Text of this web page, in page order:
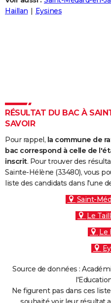
Destinations
City break
Voyage nature
Voyage de noces
Forum
Climat
+
PHOTO
Dictionnaire
Biographies
Citations
Expressions
Proverbes
PROGRAMME TV
S'inscrire
Se connecter
Lycées
Collèges
Primaires
Universités
Entreprises
Service militaire
Avis de recherche
AVIS DE DÉCÈS
FORUM
Haillan
Eysines
RÉSULTAT DU BAC À
SAVOIR
Pour rappel, la commune de
bac correspond à celle de
inscrit. Pour trouver des
Sainte-Hélène (33480), vous
liste des candidats dans l'une
Saint-
Le
Le
Source de données :
Ne figurent pas dans ces